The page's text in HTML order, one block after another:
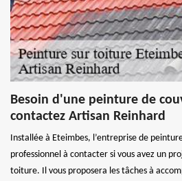
Besoin d'une peinture de
contactez Artisan Reinhard
Installée à Eteimbes, l’entreprise de
professionnel à contacter si vous avez un
toiture. Il vous proposera les tâches à